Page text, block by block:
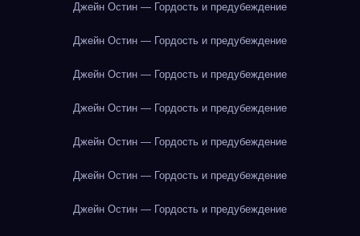
Джейн Остин — Гордость и предубеждение
Джейн Остин — Гордость и предубеждение
Джейн Остин — Гордость и предубеждение
Джейн Остин — Гордость и предубеждение
Джейн Остин — Гордость и предубеждение
Джейн Остин — Гордость и предубеждение
Джейн Остин — Гордость и предубеждение